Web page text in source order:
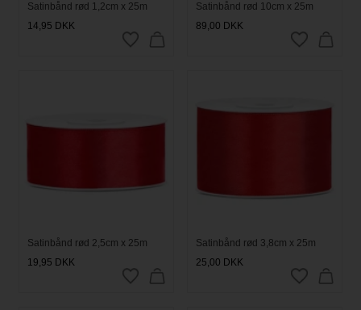
Satinbånd rød 1,2cm x 25m
14,95 DKK
Satinbånd rød 10cm x 25m
89,00 DKK
Satinbånd rød 2,5cm x 25m
19,95 DKK
Satinbånd rød 3,8cm x 25m
25,00 DKK